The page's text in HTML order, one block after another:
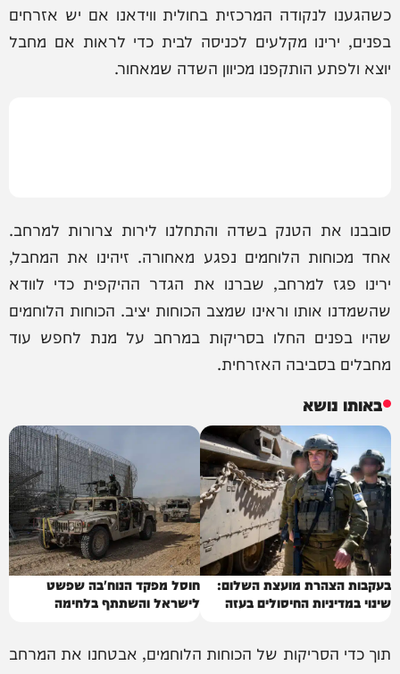
כשהגענו לנקודה המרכזית בחולית ווידאנו אם יש אזרחים
בפנים, ירינו מקלעים לכניסה לבית כדי לראות אם מחבל
יוצא ולפתע הותקפנו מכיוון השדה שמאחור.
סובבנו את הטנק בשדה והתחלנו לירות צרורות למרחב.
אחד מכוחות הלוחמים נפגע מאחורה. זיהינו את המחבל,
ירינו פגז למרחב, שברנו את הגדר ההיקפית כדי לוודא
שהשמדנו אותו וראינו שמצב הכוחות יציב. הכוחות הלוחמים
שהיו בפנים החלו בסריקות במרחב על מנת לחפש עוד
מחבלים בסביבה האזרחית.
באותו נושא
בעקבות הצהרת מועצת השלום:
שינוי במדיניות החיסולים בעזה
חוסל מפקד הנוח'בה שפשט
לישראל והשתתף בלחימה
תוך כדי הסריקות של הכוחות הלוחמים, אבטחנו את המרחב